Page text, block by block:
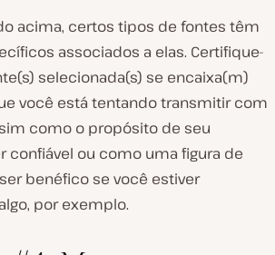
acima, certos tipos de fontes têm
associados a elas. Certifique-
selecionada(s) se encaixa(m)
você está tentando transmitir com
como o propósito de seu
confiável ou como uma figura de
benéfico se você estiver
por exemplo.